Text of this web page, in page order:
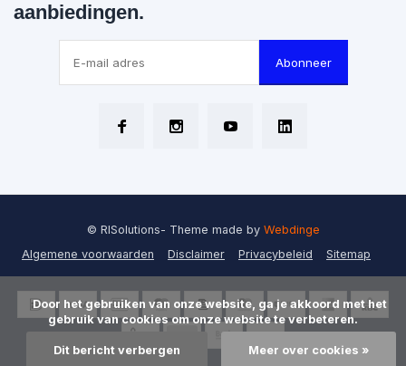
aanbiedingen.
Abonneer
Algemene voorwaarden Disclaimer Privacybeleid Sitemap
© RISolutions- Theme made by Webdinge
      Door het gebruiken van onze website, ga je akkoord met het
gebruik van cookies om onze website te verbeteren.
Dit bericht verbergen Meer over cookies »